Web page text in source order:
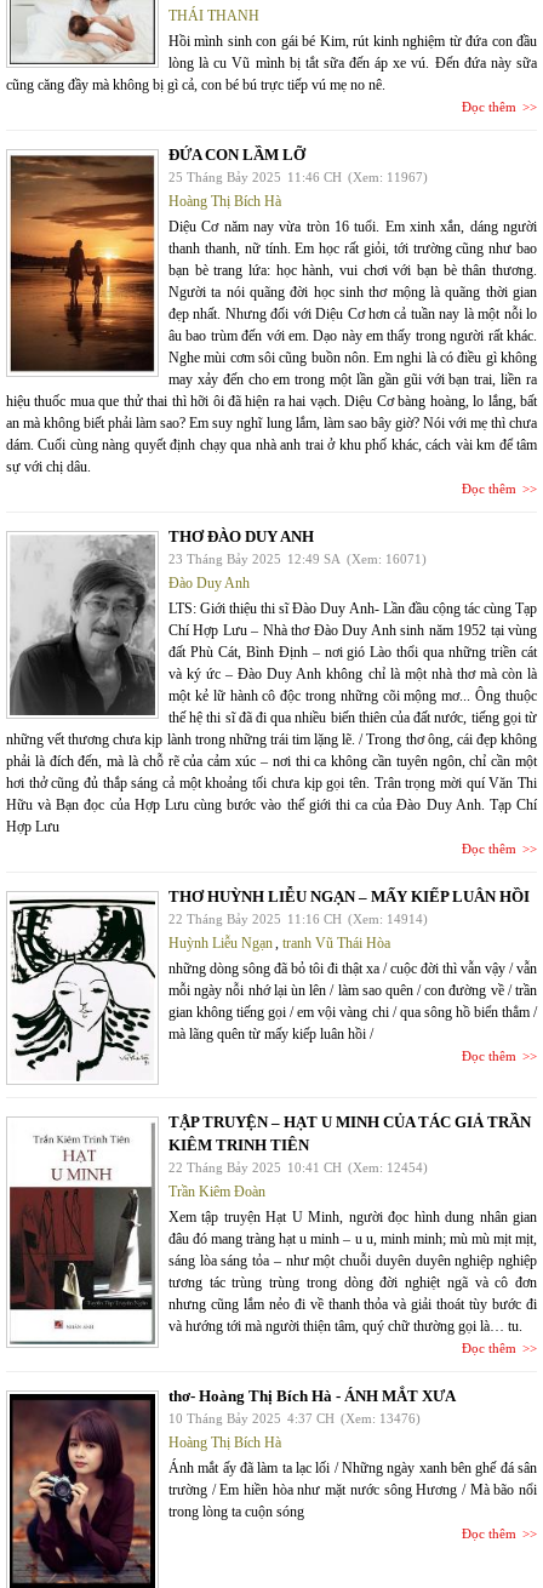
THÁI THANH
Hồi mình sinh con gái bé Kim, rút kinh nghiệm từ đứa con đầu
lòng là cu Vũ mình bị tắt sữa đến áp xe vú. Đến đứa này sữa
cũng căng đầy mà không bị gì cả, con bé bú trực tiếp vú mẹ no nê.
Đọc thêm
ĐỨA CON LẦM LỠ
25 Tháng Bảy 2025 11:46 CH (Xem: 11967)
Hoàng Thị Bích Hà
Diệu Cơ năm nay vừa tròn 16 tuổi. Em xinh xắn, dáng người
thanh thanh, nữ tính. Em học rất giỏi, tới trường cũng như bao
bạn bè trang lứa: học hành, vui chơi với bạn bè thân thương.
Người ta nói quãng đời học sinh thơ mộng là quãng thời gian
đẹp nhất. Nhưng đối với Diệu Cơ hơn cả tuần nay là một nỗi lo
âu bao trùm đến với em. Dạo này em thấy trong người rất khác.
Nghe mùi cơm sôi cũng buồn nôn. Em nghi là có điều gì không
may xảy đến cho em trong một lần gần gũi với bạn trai, liền ra
hiệu thuốc mua que thử thai thì hỡi ôi đã hiện ra hai vạch. Diệu Cơ bàng hoàng, lo lắng, bất
an mà không biết phải làm sao? Em suy nghĩ lung lắm, làm sao bây giờ? Nói với mẹ thì chưa
dám. Cuối cùng nàng quyết định chạy qua nhà anh trai ở khu phố khác, cách vài km để tâm
sự với chị dâu.
Đọc thêm
THƠ ĐÀO DUY ANH
23 Tháng Bảy 2025 12:49 SA (Xem: 16071)
Đào Duy Anh
LTS: Giới thiệu thi sĩ Đào Duy Anh- Lần đầu cộng tác cùng Tạp
Chí Hợp Lưu – Nhà thơ Đào Duy Anh sinh năm 1952 tại vùng
đất Phù Cát, Bình Định – nơi gió Lào thổi qua những triền cát
và ký ức – Đào Duy Anh không chỉ là một nhà thơ mà còn là
một kẻ lữ hành cô độc trong những cõi mộng mơ... Ông thuộc
thế hệ thi sĩ đã đi qua nhiều biến thiên của đất nước, tiếng gọi từ
những vết thương chưa kịp lành trong những trái tim lặng lẽ. / Trong thơ ông, cái đẹp không
phải là đích đến, mà là chỗ rẽ của cảm xúc – nơi thi ca không cần tuyên ngôn, chỉ cần một
hơi thở cũng đủ thắp sáng cả một khoảng tối chưa kịp gọi tên. Trân trọng mời quí Văn Thi
Hữu và Bạn đọc của Hợp Lưu cùng bước vào thế giới thi ca của Đào Duy Anh. Tạp Chí
Hợp Lưu
Đọc thêm
THƠ HUỲNH LIỄU NGẠN – MẤY KIẾP LUÂN HỒI
22 Tháng Bảy 2025 11:16 CH (Xem: 14914)
Huỳnh Liễu Ngạn tranh Vũ Thái Hòa
những dòng sông đã bỏ tôi đi thật xa / cuộc đời thì vẫn vậy / vẫn
mỗi ngày nỗi nhớ lại ùn lên / làm sao quên / con đường về / trần
gian không tiếng gọi / em vội vàng chi / qua sông hồ biển thẳm /
mà lãng quên từ mấy kiếp luân hồi /
Đọc thêm
TẬP TRUYỆN – HẠT U MINH CỦA TÁC GIẢ TRẦN
KIÊM TRINH TIÊN
22 Tháng Bảy 2025 10:41 CH (Xem: 12454)
Trần Kiêm Đoàn
Xem tập truyện Hạt U Minh, người đọc hình dung nhân gian
đâu đó mang tràng hạt u minh – u u, minh minh; mù mù mịt mịt,
sáng lòa sáng tỏa – như một chuỗi duyên duyên nghiệp nghiệp
tương tác trùng trùng trong dòng đời nghiệt ngã và cô đơn
nhưng cũng lắm nẻo đi về thanh thỏa và giải thoát tùy bước đi
và hướng tới mà người thiện tâm, quý chữ thường gọi là… tu.
Đọc thêm
thơ- Hoàng Thị Bích Hà - ÁNH MẮT XƯA
10 Tháng Bảy 2025 4:37 CH (Xem: 13476)
Hoàng Thị Bích Hà
Ánh mắt ấy đã làm ta lạc lối / Những ngày xanh bên ghế đá sân
trường / Em hiền hòa như mặt nước sông Hương / Mà bão nổi
trong lòng ta cuộn sóng
Đọc thêm